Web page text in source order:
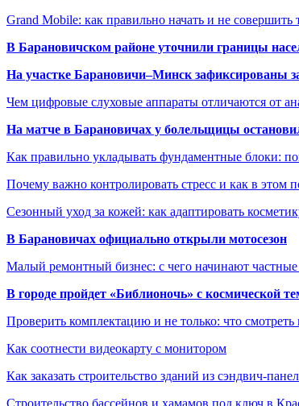
Grand Mobile: как правильно начать и не
В Барановичском районе уточнили границы
На участке Барановичи–Минск зафиксированы
Чем цифровые слуховые аппараты отличаются от
На матче в Барановичах у болельщицы
Как правильно укладывать фундаментные блоки:
Почему важно контролировать стресс и как в этом
Сезонный уход за кожей: как адаптировать
В Барановичах официально открыли мотосезон
Малый ремонтный бизнес: с чего начинают частные
В городе пройдет «Библионочь» с космической
Проверить комплектацию и не только: что смотреть
Как соотнести видеокарту с монитором
Как заказать строительство зданий из сэндвич-
Строительство бассейнов и хамамов под ключ в